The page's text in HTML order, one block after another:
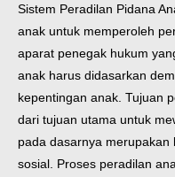
Sistem Peradilan Pidana
anak untuk memperoleh
aparat penegak hukum
anak harus didasarkan
kepentingan anak. Tujuan
dari tujuan utama untuk
pada dasarnya
sosial. Proses peradilan